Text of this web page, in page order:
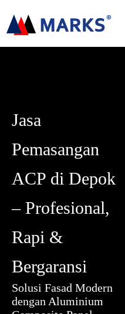
Jasa
Pemasangan
ACP di Depok
– Profesional,
Rapi &
Bergaransi
Solusi Fasad Modern
dengan Aluminium